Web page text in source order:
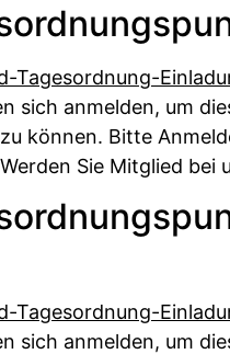
sich anmelden, um
können. Bitte
Sie Mitglied bei
sich anmelden, um